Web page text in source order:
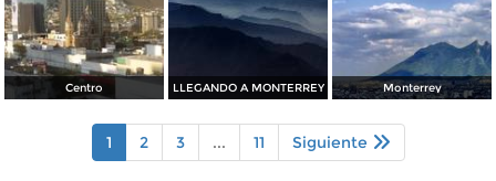
Centro LLEGANDO A MONTERREY Monterrey
1 2 3 ... 11 Siguiente